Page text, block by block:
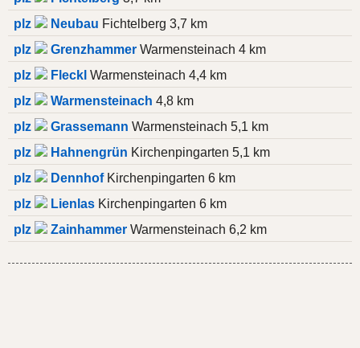
plz
Neubau Fichtelberg 3,7 km
plz
Grenzhammer Warmensteinach 4 km
plz
Fleckl Warmensteinach 4,4 km
plz
Warmensteinach 4,8 km
plz
Grassemann Warmensteinach 5,1 km
plz
Hahnengrün Kirchenpingarten 5,1 km
plz
DennhofKirchenpingarten 6 km
plz
Lienlas Kirchenpingarten 6 km
plz
Zainhammer Warmensteinach 6,2 km